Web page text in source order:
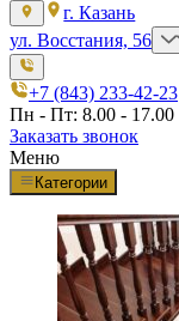
г. Казань
ул. Восстания, 56
+7 (843) 233-42-23
Пн - Пт: 8.00 - 17.00
Заказать звонок
Меню
Категории